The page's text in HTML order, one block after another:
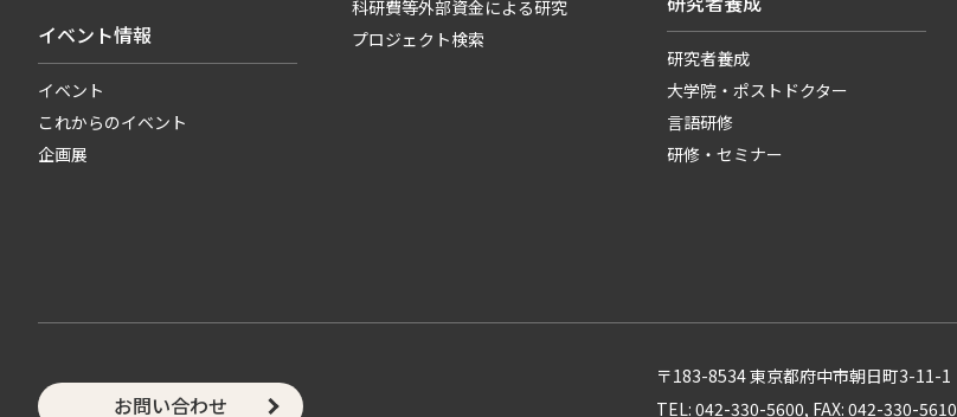
イベント情報
イベント
これからのイベント
企画展
科研費等外部資金による研究
プロジェクト検索
研究者養成
大学院・ポストドクター
言語研修
研修・セミナー
お問い合わせ
〒183-8534 東京都府中市朝日町3-11-1
TEL: 042-330-5600, FAX: 042-330-5610